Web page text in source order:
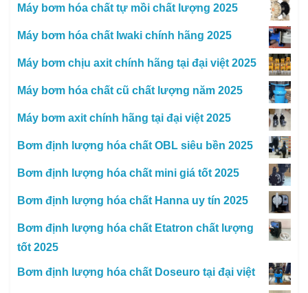
Máy bơm hóa chất tự mồi chất lượng 2025
Máy bơm hóa chất Iwaki chính hãng 2025
Máy bơm chịu axit chính hãng tại đại việt 2025
Máy bơm hóa chất cũ chất lượng năm 2025
Máy bơm axit chính hãng tại đại việt 2025
Bơm định lượng hóa chất OBL siêu bền 2025
Bơm định lượng hóa chất mini giá tốt 2025
Bơm định lượng hóa chất Hanna uy tín 2025
Bơm định lượng hóa chất Etatron chất lượng
tốt 2025
Bơm định lượng hóa chất Doseuro tại đại việt